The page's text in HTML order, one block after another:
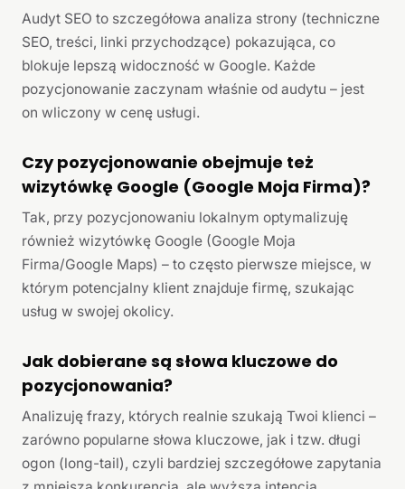
Audyt SEO to szczegółowa analiza strony (techniczne
SEO, treści, linki przychodzące) pokazująca, co
blokuje lepszą widoczność w Google. Każde
pozycjonowanie zaczynam właśnie od audytu – jest
on wliczony w cenę usługi.
Czy pozycjonowanie obejmuje też
wizytówkę Google (Google Moja Firma)?
Tak, przy pozycjonowaniu lokalnym optymalizuję
również wizytówkę Google (Google Moja
Firma/Google Maps) – to często pierwsze miejsce, w
którym potencjalny klient znajduje firmę, szukając
usług w swojej okolicy.
Jak dobierane są słowa kluczowe do
pozycjonowania?
Analizuję frazy, których realnie szukają Twoi klienci –
zarówno popularne słowa kluczowe, jak i tzw. długi
ogon (long-tail), czyli bardziej szczegółowe zapytania